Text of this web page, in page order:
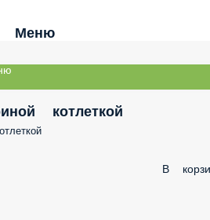
Меню
котлеткой
В